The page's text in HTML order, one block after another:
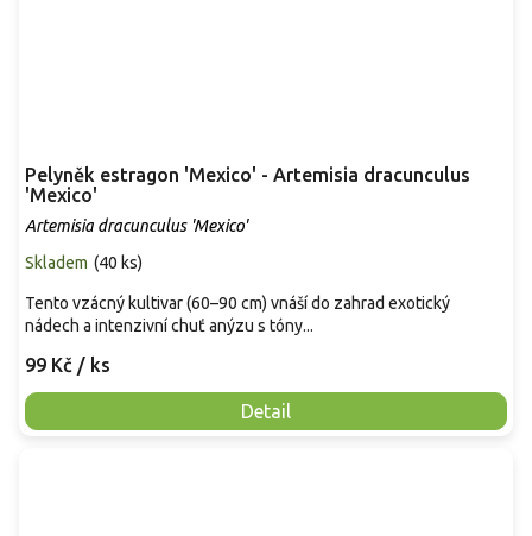
Pelyněk estragon 'Mexico' - Artemisia dracunculus
'Mexico'
Artemisia dracunculus 'Mexico'
Skladem (40 ks)
99 Kč / ks
Detail
Tento vzácný kultivar (60–90 cm) vnáší do zahrad exotický
nádech a intenzivní chuť anýzu s tóny...